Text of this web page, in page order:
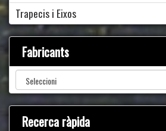
Trapecis i Eixos
Fabricants
Recerca ràpida